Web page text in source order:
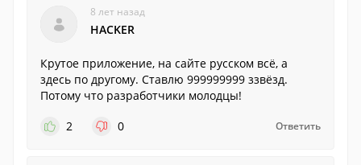
8 лет назад
HACKER
Крутое приложение, на сайте русском всё, а
здесь по другому. Ставлю 999999999 ззвёзд.
Потому что разработчики молодцы!
2
0 Ответить